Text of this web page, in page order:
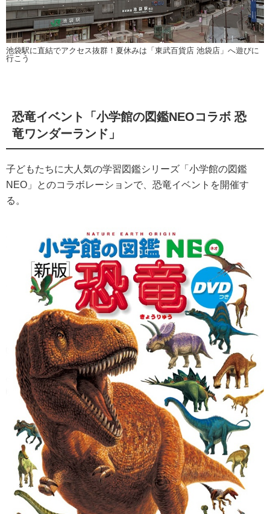
池袋駅に直結でアクセス抜群！夏休みは「東武百貨店 池袋店」へ遊びに
行こう
恐竜イベント「小学館の図鑑NEOコラボ 恐
竜ワンダーランド」
子どもたちに大人気の学習図鑑シリーズ「小学館の図鑑
NEO」とのコラボレーションで、恐竜イベントを開催す
る。